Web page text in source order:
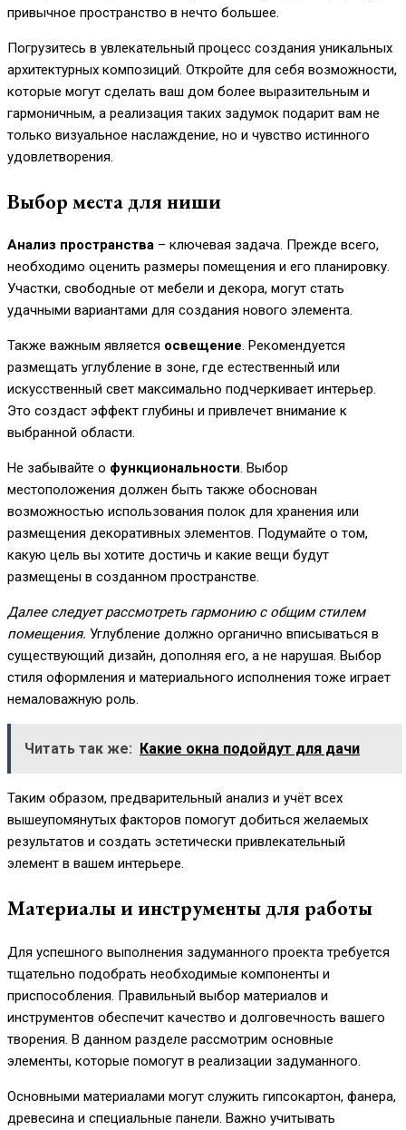
привычное пространство в нечто большее.
Погрузитесь в увлекательный процесс создания уникальных
архитектурных композиций. Откройте для себя возможности,
которые могут сделать ваш дом более выразительным и
гармоничным, а реализация таких задумок подарит вам не
только визуальное наслаждение, но и чувство истинного
удовлетворения.
Выбор места для ниши
Анализ пространства – ключевая задача. Прежде всего,
необходимо оценить размеры помещения и его планировку.
Участки, свободные от мебели и декора, могут стать
удачными вариантами для создания нового элемента.
Также важным является освещение. Рекомендуется
размещать углубление в зоне, где естественный или
искусственный свет максимально подчеркивает интерьер.
Это создаст эффект глубины и привлечет внимание к
выбранной области.
Не забывайте о функциональности. Выбор
местоположения должен быть также обоснован
возможностью использования полок для хранения или
размещения декоративных элементов. Подумайте о том,
какую цель вы хотите достичь и какие вещи будут
размещены в созданном пространстве.
Далее следует рассмотреть гармонию с общим стилем
помещения. Углубление должно органично вписываться в
существующий дизайн, дополняя его, а не нарушая. Выбор
стиля оформления и материального исполнения тоже играет
немаловажную роль.
Читать так же: Какие окна подойдут для дачи
Таким образом, предварительный анализ и учёт всех
вышеупомянутых факторов помогут добиться желаемых
результатов и создать эстетически привлекательный
элемент в вашем интерьере.
Материалы и инструменты для работы
Для успешного выполнения задуманного проекта требуется
тщательно подобрать необходимые компоненты и
приспособления. Правильный выбор материалов и
инструментов обеспечит качество и долговечность вашего
творения. В данном разделе рассмотрим основные
элементы, которые помогут в реализации задуманного.
Основными материалами могут служить гипсокартон, фанера,
древесина и специальные панели. Важно учитывать